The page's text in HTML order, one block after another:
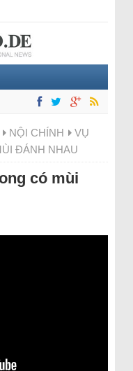
NỘI CHÍNH
VỤ
ĐÁNH NHAU
có mùi